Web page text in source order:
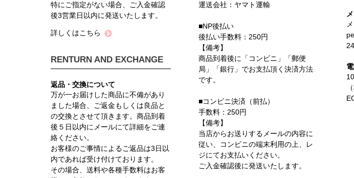
特にご指定がない場合、ご入金確認
後3営業日以内に発送いたします。
詳しくはこちら
RENTURN AND EXCHANGE
返品・交換について
万が一お届けした商品に不備があり
ました場合、ご返金もしくは良品と
の交換とさせて頂きます。商品到着
後５日以内にメールにて詳細をご連
絡ください。
お客様のご事情によるご返品は3日以
内であれば受け付けております。
その場合、送料や各種手数料はお客
運送会社：ヤマト運輸
■NP後払い
後払い手数料：250円
【備考】
商品到着後に「コンビニ」「郵便
局」「銀行」でお支払頂く決済方法
です。
■コンビニ決済（前払）
手数料：250円
【備考】
当店からお送りするメールの内容に
従い、コンビニの端末利用の上、レ
ジにてお支払いください。
ご入金確認後に発送いたします。